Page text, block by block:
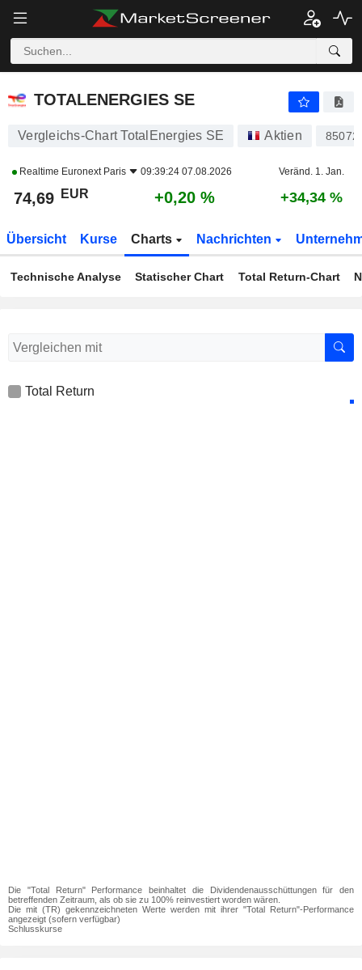
TOTALENERGIES SE
TOTALENERGIES SE
Vergleichs-Chart TotalEnergies SE Aktien
Realtime Euronext Paris 09:39:24 07.08.2026 Veränd. 1. Jan.
74,69 EUR +0,20 % +34,34 %
Übersicht Kurse Charts Nachrichten
Technische Analyse Statischer Chart Total Return-Chart
Total Return
Die "Total Return" Performance beinhaltet die Dividendenausschüttungen für den
betreffenden Zeitraum, als ob sie zu 100% reinvestiert worden wären.
Die mit (TR) gekennzeichneten Werte werden mit ihrer "Total Return"-Performance
angezeigt (sofern verfügbar)
Schlusskurse